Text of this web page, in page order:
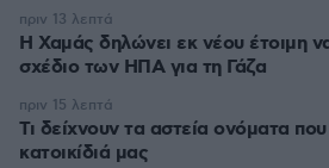
Η Χαμάς δηλώνει εκ νέου έτοιμη
σχέδιο των ΗΠΑ για τη Γάζα
πριν 13 λεπτά
Τι δείχνουν τα αστεία ονόματα
κατοικίδιά μας
πριν 15 λεπτά